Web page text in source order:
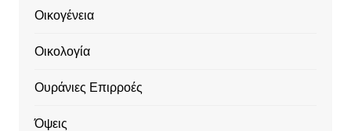
Οικογένεια
Οικολογία
Ουράνιες Επιρροές
Όψεις